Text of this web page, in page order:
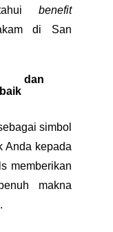
benefit
di San
dan
simbol
Anda kepada
memberikan
makna